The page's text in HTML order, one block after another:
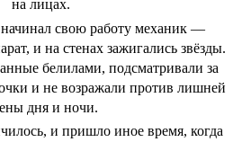
на лицах.
свою работу механик —
и на стенах зажигались звёзды.
белилами, подсматривали за
и не возражали против лишней
дня и ночи.
и пришло иное время, когда